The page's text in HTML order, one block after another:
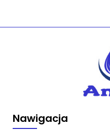
Nawigacja